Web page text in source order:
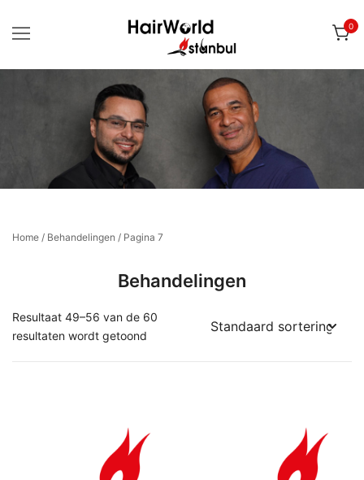
naar
inhoud
Hairworld Istanbul | Webshop
Voor uw biologische CT nazorg producten
0
Home / Behandelingen / Pagina 7
Behandelingen
Resultaat 49–56 van de 60
resultaten wordt getoond